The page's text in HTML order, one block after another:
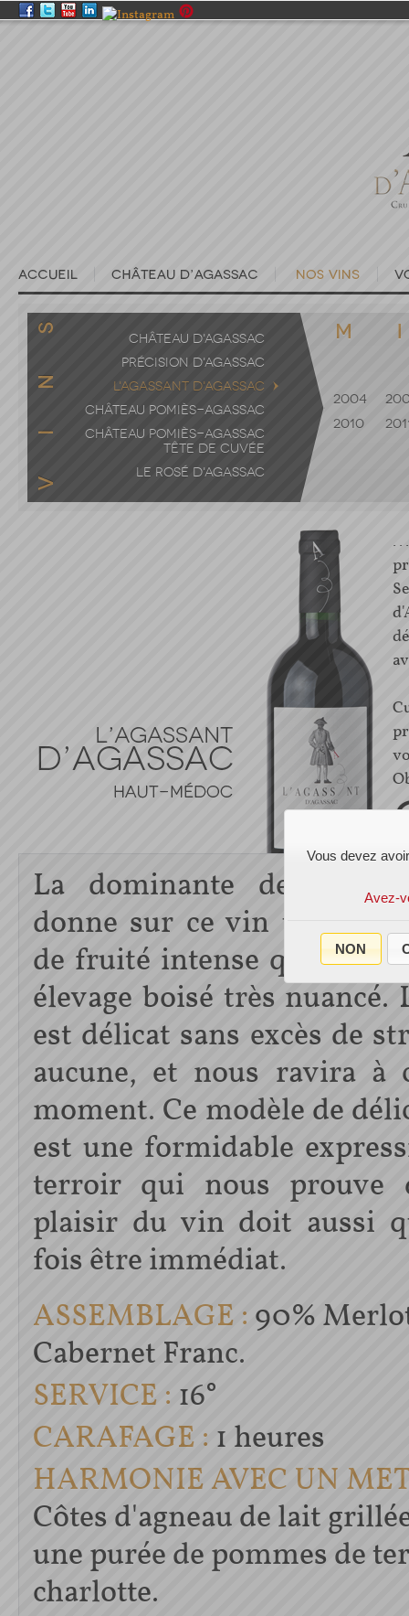
CHÂTEAU D'AGASSAC
PRÉCISION D'AGASSAC
L'AGASSANT D'AGASSAC
CHÂTEAU POMIÈS-AGASSAC
CHÂTEAU POMIÈS-AGASSAC
TÊTE DE CUVÉE
LE ROSÉ D'AGASSAC
2004
2010
La dominante de
donne sur ce vin une
de fruité intense que
élevage boisé très nuancé.
est délicat sans excès de
aucune, et nous ravira à
moment. Ce modèle de
est une formidable
terroir qui nous prouve
plaisir du vin doit aussi
fois être immédiat.
ASSEMBLAGE : 90%
Cabernet Franc.
SERVICE : 16°
CARAFAGE : 1 heures
HARMONIE AVEC UN
Côtes d'agneau de lait
une purée de pommes de
charlotte.
Vous devez
Avez-
NON